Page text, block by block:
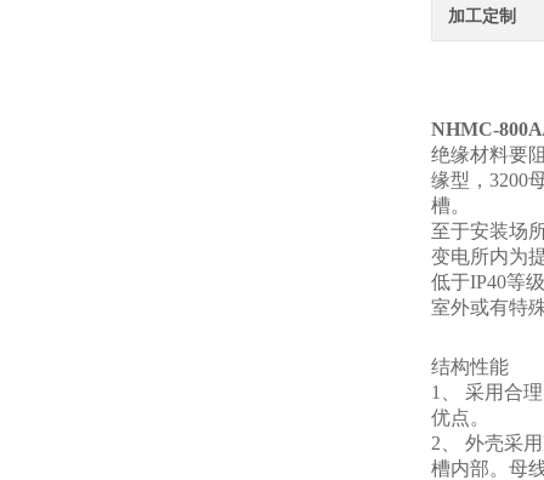
加工定制
NHMC-
绝缘材料要
缘型，3200
槽。
至于安装场
变电所内为
低于IP40等
室外或有特
结构性能
1、 采用合
优点。
2、 外壳采
槽内部。母